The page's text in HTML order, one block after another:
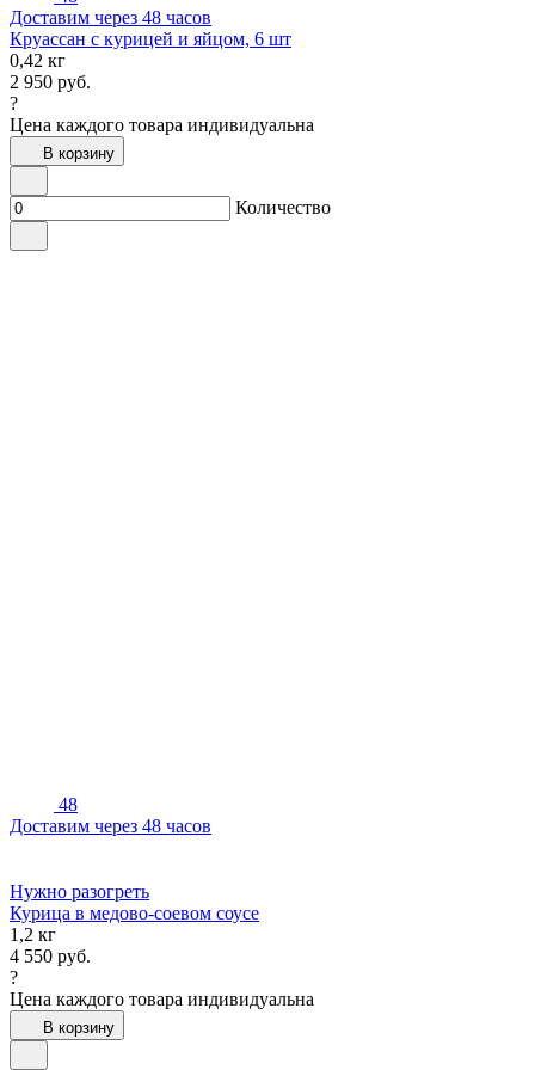
Доставим через 48 часов
Круассан с курицей и яйцом, 6 шт
0,42 кг
2 950 руб.
?
Цена каждого товара индивидуальна
В корзину
Количество
48
Доставим через 48 часов
Нужно разогреть
Курица в медово-соевом соусе
1,2 кг
4 550 руб.
?
Цена каждого товара индивидуальна
В корзину